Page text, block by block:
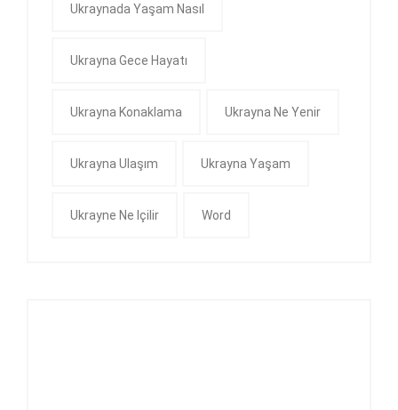
Ukraynada Yaşam Nasıl
Ukrayna Gece Hayatı
Ukrayna Konaklama Ukrayna Ne Yenir
Ukrayna Ulaşım Ukrayna Yaşam
Ukrayne Ne Içilir Word